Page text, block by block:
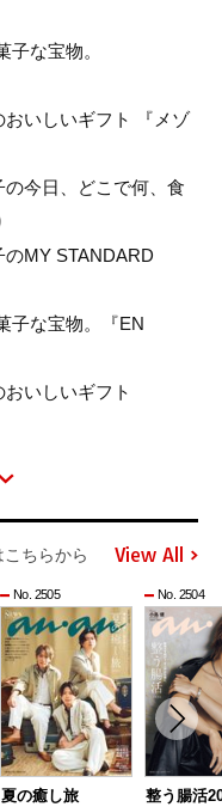
子な宝物。
いしいギフト 『メゾ
今日、どこで何、食
MY STANDARD
子な宝物。『EN
いしいギフト
ちらから View All
No. 2505
夏の癒し旅
No. 2504
整う腸活